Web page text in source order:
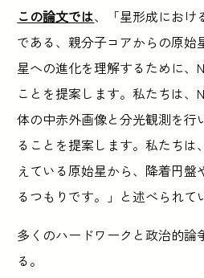
この論文では、「星形成におけ
である、親分子コアからの原始
星への進化を理解するために、
ことを提案します。私たちは、
体の中赤外画像と分光観測を行
ることを提案します。私たち
えている原始星から、降着円
るつもりです。」と述べられて
多くのハードワークと政治的論
る。